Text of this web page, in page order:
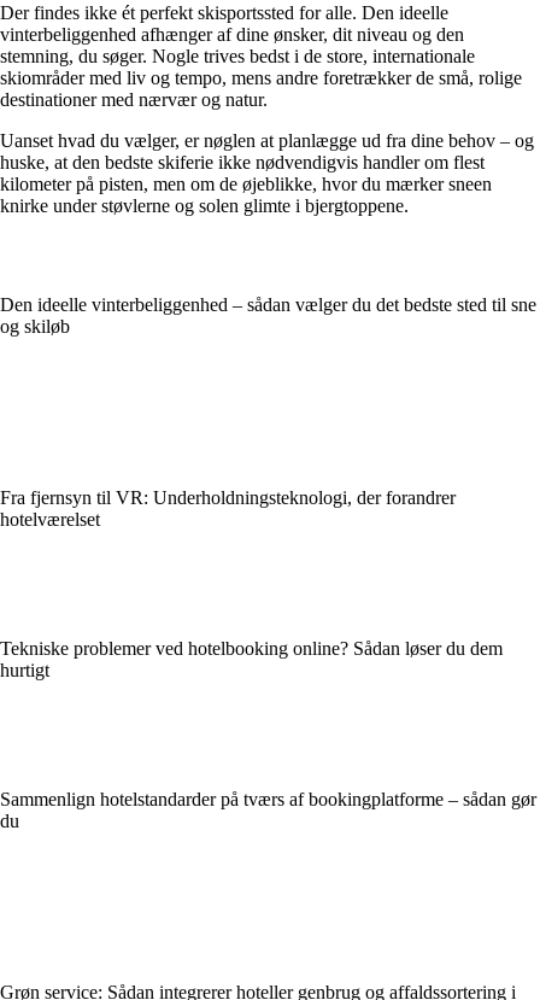
Der findes ikke ét perfekt skisportssted for alle. Den ideelle
vinterbeliggenhed afhænger af dine ønsker, dit niveau og den
stemning, du søger. Nogle trives bedst i de store, internationale
skiområder med liv og tempo, mens andre foretrækker de små, rolige
destinationer med nærvær og natur.
Uanset hvad du vælger, er nøglen at planlægge ud fra dine behov – og
huske, at den bedste skiferie ikke nødvendigvis handler om flest
kilometer på pisten, men om de øjeblikke, hvor du mærker sneen
knirke under støvlerne og solen glimte i bjergtoppene.
Den ideelle vinterbeliggenhed – sådan vælger du det bedste sted til sne
og skiløb
Fra fjernsyn til VR: Underholdningsteknologi, der forandrer
hotelværelset
Tekniske problemer ved hotelbooking online? Sådan løser du dem
hurtigt
Sammenlign hotelstandarder på tværs af bookingplatforme – sådan gør
du
Grøn service: Sådan integrerer hoteller genbrug og affaldssortering i